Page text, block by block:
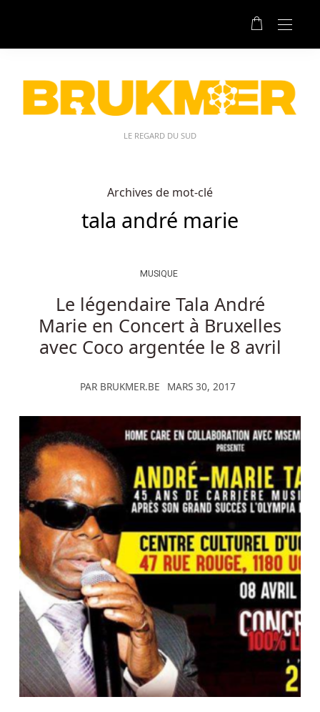
LE REGARD DU SUD
Archives de mot-clé
tala andré marie
MUSIQUE
Le légendaire Tala André
Marie en Concert à Bruxelles
avec Coco argentée le 8 avril
PAR BRUKMER.BE MARS 30, 2017